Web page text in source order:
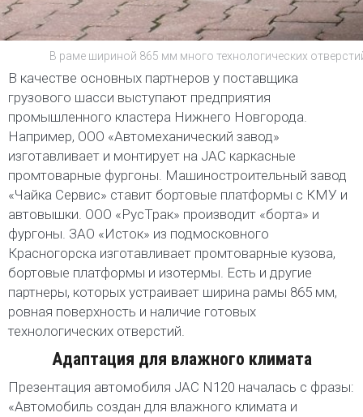
В раме шириной 865 мм много технологических
В качестве основных партнеров у поставщика
грузового шасси выступают предприятия
промышленного кластера Нижнего Новгорода.
Например, ООО «Автомеханический завод»
изготавливает и монтирует на JAC каркасные
промтоварные фургоны. Машиностроительный завод
«Чайка Сервис» ставит бортовые платформы с КМУ и
автовышки. ООО «РусТрак» производит «борта» и
фургоны. ЗАО «Исток» из подмосковного
Красногорска изготавливает промтоварные кузова,
бортовые платформы и изотермы. Есть и другие
партнеры, которых устраивает ширина рамы 865 мм,
ровная поверхность и наличие готовых
технологических отверстий.
Адаптация для влажного климата
Презентация автомобиля JAC N120 началась с фразы:
«Автомобиль создан для влажного климата и